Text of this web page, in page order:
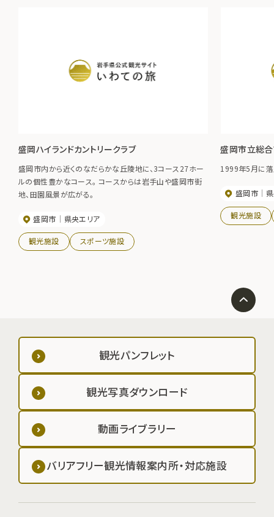
盛岡ハイランドカントリークラブ
盛岡市内から近くのなだらかな丘陵地に、3コース27ホー
ルの個性豊かなコース。 コースからは岩手山や盛岡市街
地、田園風景が広がる。
盛岡市 県央エリア
観光施設 スポーツ施設
盛岡市立総
1999年5月に落
盛岡市
観光施設
観光パンフレット
観光写真ダウンロード
動画ライブラリー
バリアフリー観光情報案内所・対応施設